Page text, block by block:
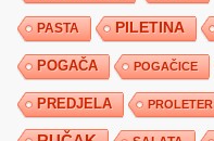
PASTA PILETINA
POGAČA POGAČICE
PREDJELA PROLETER